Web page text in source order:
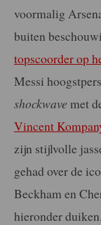
voormalig
buiten
topscoorder op
Messi
shockwave met
Vincent
zijn stijlvolle
gehad over de
Beckham en
hieronder duiken.